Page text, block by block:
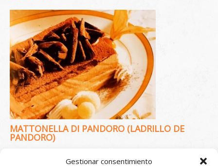
Gestionar consentimiento
MATTONELLA DI PANDORO (LADRILLO DE
PANDORO)